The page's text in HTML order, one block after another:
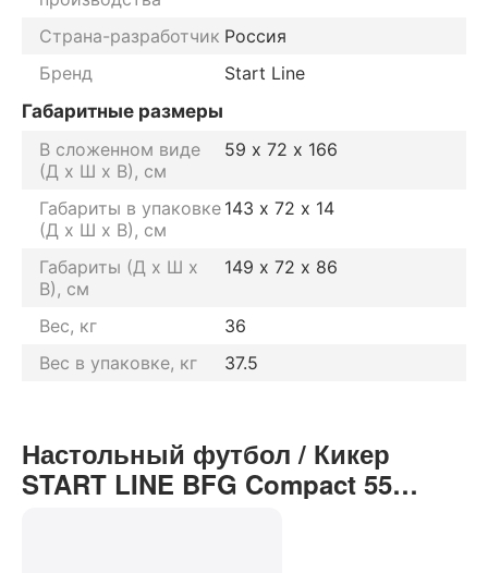
Страна-разработчик Россия
Бренд
Start Line
Габаритные размеры
В сложенном виде
(Д х Ш х В), см
59 х 72 х 166
Габариты в упаковке
(Д х Ш х В), см
143 х 72 х 14
Габариты (Д х Ш х
В), см
149 х 72 х 86
Вес, кг
36
Вес в упаковке, кг
37.5
Настольный футбол / Кикер
START LINE BFG Compact 55